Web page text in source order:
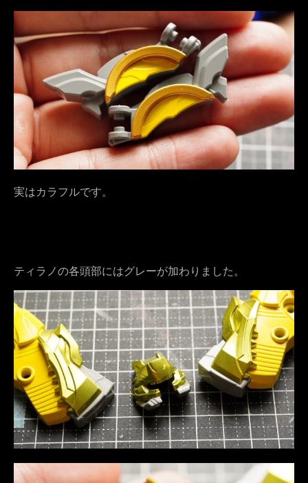
実はカラフルです。
ティラノの各頭部にはグレーが加わりました。